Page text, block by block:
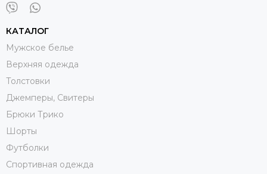
КАТАЛОГ
Мужское белье
Верхняя одежда
Толстовки
Джемперы, Свитеры
Брюки Трико
Шорты
Футболки
Спортивная одежда